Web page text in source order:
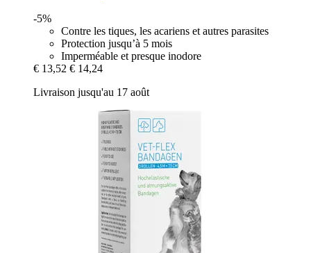
-5%
Contre les tiques, les acariens et autres parasites
Protection jusqu’à 5 mois
Imperméable et presque inodore
€ 13,52 € 14,24
Livraison jusqu'au 17 août